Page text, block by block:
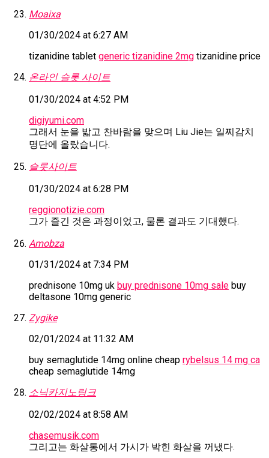
Moaixa
01/30/2024 at 6:27 AM
tizanidine tablet generic tizanidine 2mg tizanidine price
온라인 슬롯 사이트
01/30/2024 at 4:52 PM
digiyumi.com
그래서 눈을 밟고 찬바람을 맞으며 Liu Jie는 일찌감치
명단에 올랐습니다.
슬롯사이트
01/30/2024 at 6:28 PM
reggionotizie.com
그가 즐긴 것은 과정이었고, 물론 결과도 기대했다.
Amobza
01/31/2024 at 7:34 PM
prednisone 10mg uk buy prednisone 10mg sale buy
deltasone 10mg generic
Zygike
02/01/2024 at 11:32 AM
buy semaglutide 14mg online cheap rybelsus 14 mg ca
cheap semaglutide 14mg
소닉카지노링크
02/02/2024 at 8:58 AM
chasemusik.com
그리고는 화살통에서 가시가 박힌 화살을 꺼냈다.